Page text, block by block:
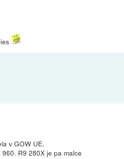
v GOW UE.
R9 280X je pa malce